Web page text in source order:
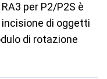
per P2/P2S è
di oggetti
di rotazione